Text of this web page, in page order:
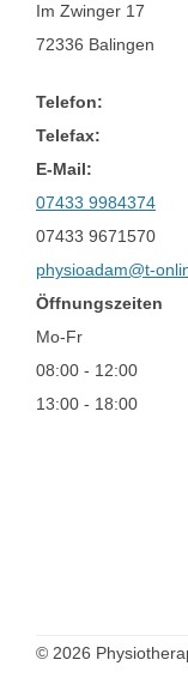
Im Zwinger 17
72336 Balingen
Telefon:
Telefax:
E-Mail:
07433 9984374
07433 9671570
physioadam@t-
Öffnungszeiten
Mo-Fr
08:00 - 12:00
13:00 - 18:00
© 2026